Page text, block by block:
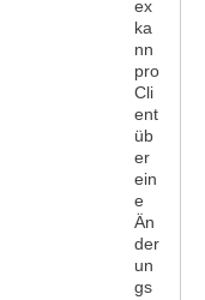
ex
ka
nn
pro
Cli
ent
üb
er
ein
e
Än
der
un
gs